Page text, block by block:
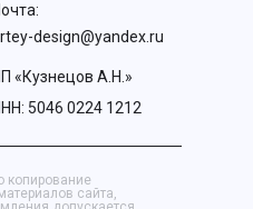
копирование
сайта,
«Кузнецов А.Н.»
5046 0224 1212
design@yandex.ru